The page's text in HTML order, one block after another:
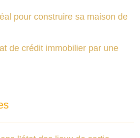
pour construire sa maison de
de crédit immobilier par une